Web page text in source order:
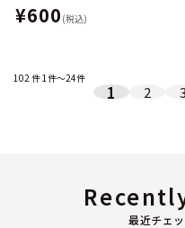
¥600 (税込)
102 件1件～24件
1 2 3
最近チェ